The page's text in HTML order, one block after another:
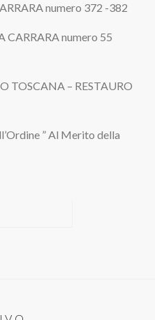
numero 372 -382
CARRARA numero 55
TOSCANA – RESTAURO
” Al Merito della